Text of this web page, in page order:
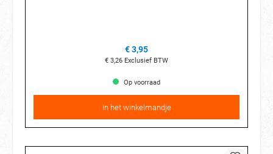
€ 3,95
€ 3,26 Exclusief BTW
Op voorraad
In het winkelmandje